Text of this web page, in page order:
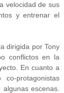
velocidad de sus
y entrenar el
dirigida por Tony
conflictos en la
En cuanto a
protagonistas
escenas.